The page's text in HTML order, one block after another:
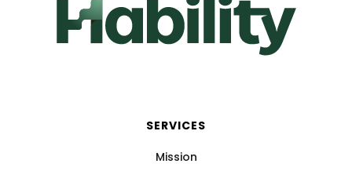
SERVICES
Mission